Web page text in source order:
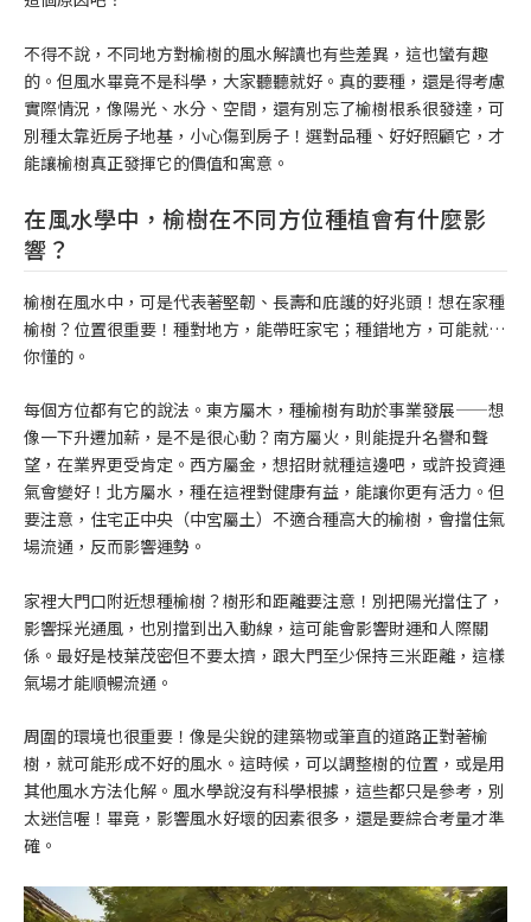
不得不說，不同地方對榆樹的風水解讀也有些差異，這也蠻有趣
的。但風水畢竟不是科學，大家聽聽就好。真的要種，還是得考慮
實際情況，像陽光、水分、空間，還有別忘了榆樹根系很發達，可
別種太靠近房子地基，小心傷到房子！選對品種、好好照顧它，才
能讓榆樹真正發揮它的價值和寓意。
在風水學中，榆樹在不同方位種植會有什麼影
響？
榆樹在風水中，可是代表著堅韌、長壽和庇護的好兆頭！想在家種
榆樹？位置很重要！種對地方，能帶旺家宅；種錯地方，可能就…
你懂的。
每個方位都有它的說法。東方屬木，種榆樹有助於事業發展——想
像一下升遷加薪，是不是很心動？南方屬火，則能提升名譽和聲
望，在業界更受肯定。西方屬金，想招財就種這邊吧，或許投資運
氣會變好！北方屬水，種在這裡對健康有益，能讓你更有活力。但
要注意，住宅正中央（中宮屬土）不適合種高大的榆樹，會擋住氣
場流通，反而影響運勢。
家裡大門口附近想種榆樹？樹形和距離要注意！別把陽光擋住了，
影響採光通風，也別擋到出入動線，這可能會影響財運和人際關
係。最好是枝葉茂密但不要太擠，跟大門至少保持三米距離，這樣
氣場才能順暢流通。
周圍的環境也很重要！像是尖銳的建築物或筆直的道路正對著榆
樹，就可能形成不好的風水。這時候，可以調整樹的位置，或是用
其他風水方法化解。風水學說沒有科學根據，這些都只是參考，別
太迷信喔！畢竟，影響風水好壞的因素很多，還是要綜合考量才準
確。